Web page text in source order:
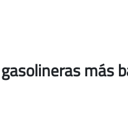
más